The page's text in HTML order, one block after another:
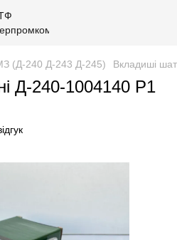
(Д-240 Д-243 Д-245) Вкладиші
Д-240-1004140 Р1